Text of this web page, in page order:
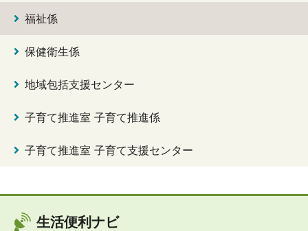
福祉係
保健衛生係
地域包括支援センター
子育て推進室 子育て推進係
子育て推進室 子育て支援センター
生活便利ナビ